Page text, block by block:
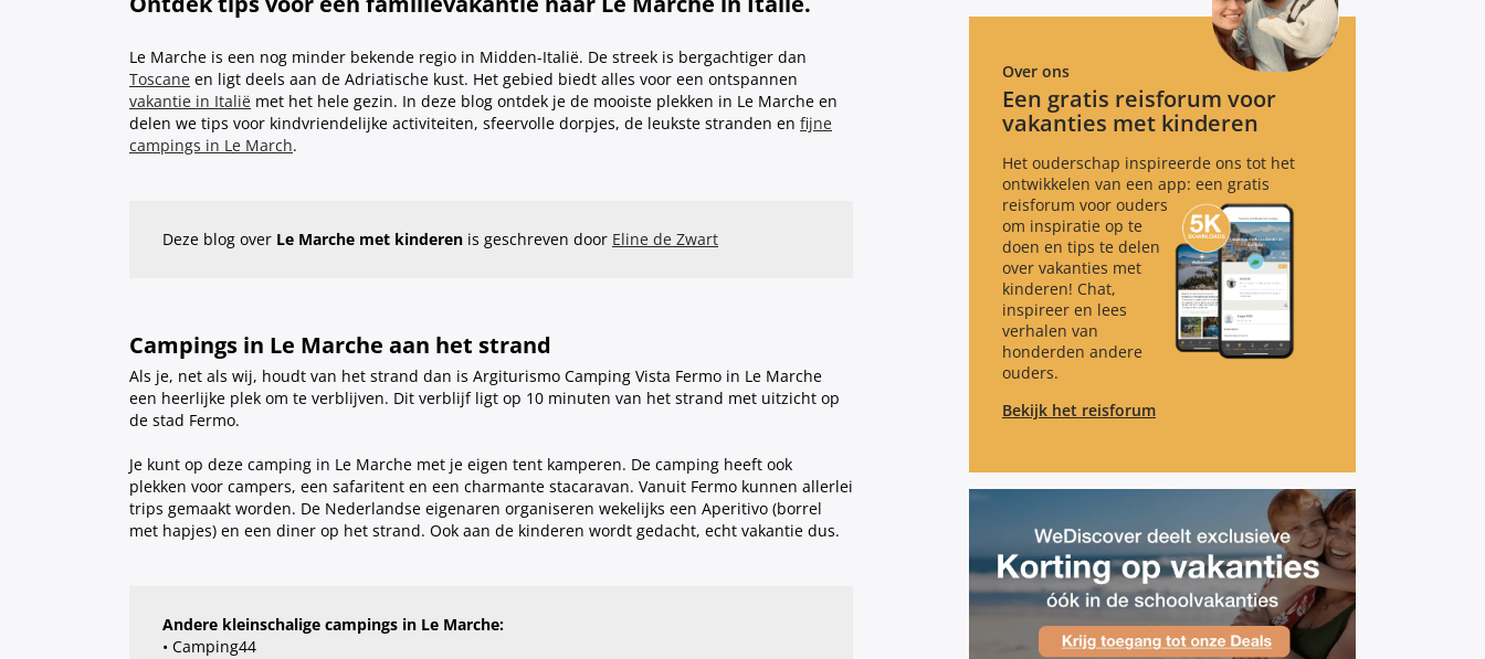
Le Marche is een nog minder bekende regio in Midden-Italië. De streek is bergachtiger dan
Toscane en ligt deels aan de Adriatische kust. Het gebied biedt alles voor een ontspannen
vakantie in Italië met het hele gezin. In deze blog ontdek je de mooiste plekken in Le Marche en
delen we tips voor kindvriendelijke activiteiten, sfeervolle dorpjes, de leukste stranden en fijne
campings in Le March.
Deze blog over Le Marche met kinderen is geschreven door Eline de Zwart
Campings in Le Marche aan het strand
Als je, net als wij, houdt van het strand dan is Argiturismo Camping Vista Fermo in Le Marche
een heerlijke plek om te verblijven. Dit verblijf ligt op 10 minuten van het strand met uitzicht op
de stad Fermo.
Je kunt op deze camping in Le Marche met je eigen tent kamperen. De camping heeft ook
plekken voor campers, een safaritent en een charmante stacaravan. Vanuit Fermo kunnen allerlei
trips gemaakt worden. De Nederlandse eigenaren organiseren wekelijks een Aperitivo (borrel
met hapjes) en een diner op het strand. Ook aan de kinderen wordt gedacht, echt vakantie dus.
Andere kleinschalige campings in Le Marche:
• Camping44
Over ons
Een gratis reisforum voor
vakanties met kinderen
Het ouderschap inspireerde ons tot het
ontwikkelen van een app: een gratis
reisforum voor ouders
om inspiratie op te
doen en tips te delen
over vakanties met
kinderen! Chat,
inspireer en lees
verhalen van
honderden andere
ouders.
Bekijk het reisforum